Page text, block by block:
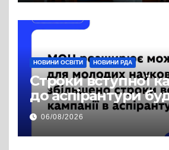
публічної
НОВИНИ ОСВІТИ НОВИНИ РДА
Строки вступної
до аспірантури
продовжено
06/08/2026